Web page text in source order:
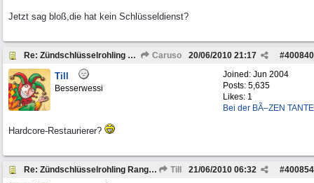
Jetzt sag bloß,die hat kein Schlüsseldienst?
Re: Zündschlüsselrohling Range Rover Classic BJ 1972 Caruso #400840
20/06/2010 21:17
Joined: Jun 2004
Posts: 5,635
Likes: 1
Bei der BÃ–ZEN TANTE
Till
Besserwessi
Hardcore-Restaurierer?
Re: Zündschlüsselrohling Range Rover Classic BJ 1972 Till #400854
21/06/2010 06:32